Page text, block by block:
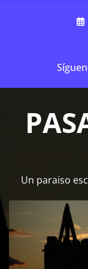
Un paraiso